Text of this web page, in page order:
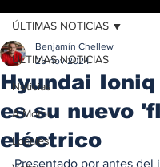
ÚLTIMAS NOTICIAS
Noticias
A Motor
Locales
ÚLTIMAS NOTICIAS
Hyundai
es su nuevo
eléctrico
Benjamín Chellew
25 nov 2024
Presentado por antes del